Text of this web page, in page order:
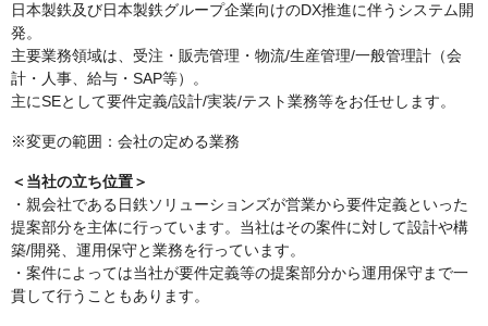
日本製鉄及び日本製鉄グループ企業向けのDX推進に伴うシステム開
発。
主要業務領域は、受注・販売管理・物流/生産管理/一般管理計（会
計・人事、給与・SAP等）。
主にSEとして要件定義/設計/実装/テスト業務等をお任せします。
※変更の範囲：会社の定める業務
＜当社の立ち位置＞
・親会社である日鉄ソリューションズが営業から要件定義といった
提案部分を主体に行っています。当社はその案件に対して設計や構
築/開発、運用保守と業務を行っています。
・案件によっては当社が要件定義等の提案部分から運用保守まで一
貫して行うこともあります。